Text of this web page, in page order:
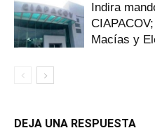
Indira
Macías y
DEJA UNA RESPUESTA